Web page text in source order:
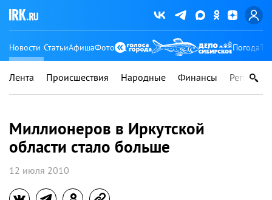
Новости СтатьиАфишаФото Погода
Лента Происшествия Народные Финансы Регионы
Миллионеров в Иркутской
области стало больше
12 июля 2010